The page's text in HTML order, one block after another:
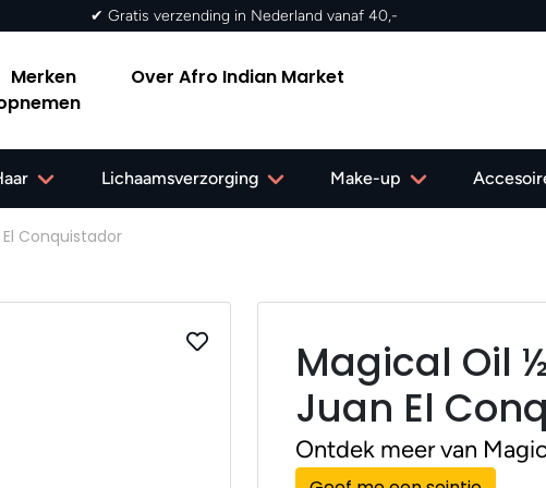
✔ Gratis verzending in Nederland vanaf 40,-
Merken
Over Afro Indian Market
Lichaamsverzorging Make-up
Conquistador
Magical Oil
Juan El
Ontdek meer van